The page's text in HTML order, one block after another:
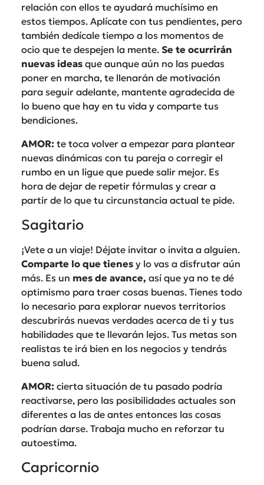
relación con ellos te ayudará muchísimo en
estos tiempos. Aplícate con tus pendientes, pero
también dedícale tiempo a los momentos de
ocio que te despejen la mente. Se te ocurrirán
nuevas ideas que aunque aún no las puedas
poner en marcha, te llenarán de motivación
para seguir adelante, mantente agradecida de
lo bueno que hay en tu vida y comparte tus
bendiciones.
AMOR: te toca volver a empezar para plantear
nuevas dinámicas con tu pareja o corregir el
rumbo en un ligue que puede salir mejor. Es
hora de dejar de repetir fórmulas y crear a
partir de lo que tu circunstancia actual te pide.
Sagitario
¡Vete a un viaje! Déjate invitar o invita a alguien.
Comparte lo que tienes y lo vas a disfrutar aún
más. Es un mes de avance, así que ya no te dé
optimismo para traer cosas buenas. Tienes todo
lo necesario para explorar nuevos territorios
descubrirás nuevas verdades acerca de ti y tus
habilidades que te llevarán lejos. Tus metas son
realistas te irá bien en los negocios y tendrás
buena salud.
AMOR: cierta situación de tu pasado podría
reactivarse, pero las posibilidades actuales son
diferentes a las de antes entonces las cosas
podrían darse. Trabaja mucho en reforzar tu
autoestima.
Capricornio